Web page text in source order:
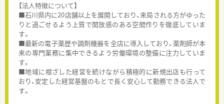
【法人特徴について】
■石川県内に20店舗以上を展開しており、来局される方がゆった
りと過ごせるよう上質で開放感のある空間作りを徹底していま
す。
■最新の電子薬歴や調剤機器を全店に導入しており、薬剤師が本
来の専門業務に集中できるよう労働環境の整備に注力していま
す。
■地域に根ざした経営を続けながら積極的に新規出店も行って
おり、安定した経営基盤のもとで長く安心して勤務できる法人で
す。